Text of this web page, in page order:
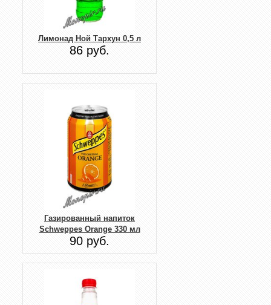
Лимонад Ной Тархун 0,5 л
86 руб.
Газированный напиток
Schweppes Orange 330 мл
90 руб.